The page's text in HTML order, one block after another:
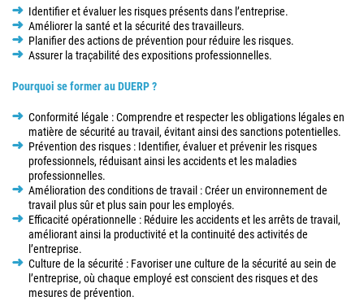
Identifier et évaluer les risques présents dans l’entreprise.
Améliorer la santé et la sécurité des travailleurs.
Planifier des actions de prévention pour réduire les risques.
Assurer la traçabilité des expositions professionnelles.
Pourquoi se former au DUERP ?
Conformité légale : Comprendre et respecter les obligations légales en
matière de sécurité au travail, évitant ainsi des sanctions potentielles.
Prévention des risques : Identifier, évaluer et prévenir les risques
professionnels, réduisant ainsi les accidents et les maladies
professionnelles.
Amélioration des conditions de travail : Créer un environnement de
travail plus sûr et plus sain pour les employés.
Efficacité opérationnelle : Réduire les accidents et les arrêts de travail,
améliorant ainsi la productivité et la continuité des activités de
l’entreprise.
Culture de la sécurité : Favoriser une culture de la sécurité au sein de
l’entreprise, où chaque employé est conscient des risques et des
mesures de prévention.